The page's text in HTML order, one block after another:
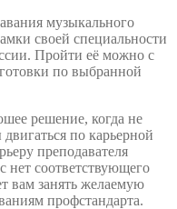
музыкального
своей специальности
Пройти её можно с
по выбранной
решение, когда не
по карьерной
преподавателя
нет соответствующего
вам занять желаемую
профстандарта.